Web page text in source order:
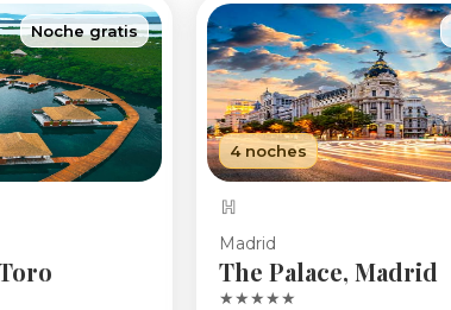
Noche gratis
Madrid
The Palace, Madrid
4 noches
★★★★★